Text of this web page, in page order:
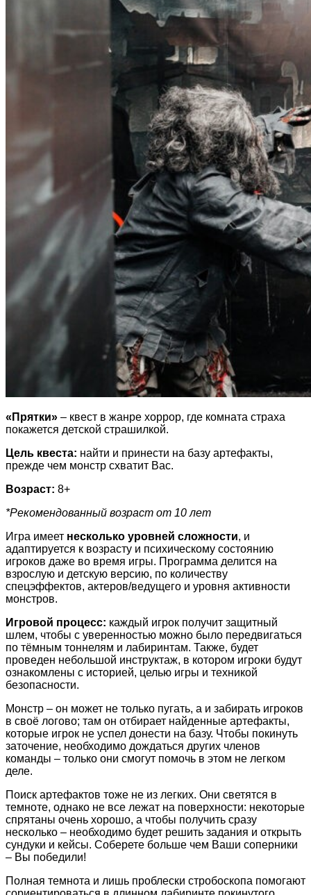
«Прятки» – квест в жанре хоррор, где комната страха
покажется детской страшилкой.
Цель квеста: найти и принести на базу артефакты,
прежде чем монстр схватит Вас.
Возраст: 8+
*Рекомендованный возраст от 10 лет
Игра имеет несколько уровней сложности, и
адаптируется к возрасту и психическому состоянию
игроков даже во время игры. Программа делится на
взрослую и детскую версию, по количеству
спецэффектов, актеров/ведущего и уровня активности
монстров.
Игровой процесс: каждый игрок получит защитный
шлем, чтобы с уверенностью можно было передвигаться
по тёмным тоннелям и лабиринтам. Также, будет
проведен небольшой инструктаж, в котором игроки будут
ознакомлены с историей, целью игры и техникой
безопасности.
Монстр – он может не только пугать, а и забирать игроков
в своё логово; там он отбирает найденные артефакты,
которые игрок не успел донести на базу. Чтобы покинуть
заточение, необходимо дождаться других членов
команды – только они смогут помочь в этом не легком
деле.
Поиск артефактов тоже не из легких. Они светятся в
темноте, однако не все лежат на поверхности: некоторые
спрятаны очень хорошо, а чтобы получить сразу
несколько – необходимо будет решить задания и открыть
сундуки и кейсы. Соберете больше чем Ваши соперники
– Вы победили!
Полная темнота и лишь проблески стробоскопа помогают